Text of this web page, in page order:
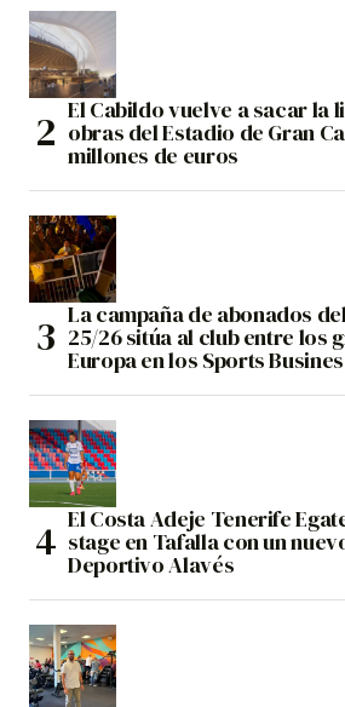
El Cabildo vuelve a sacar la
obras del Estadio de Gran
millones de euros
La campaña de abonados
25/26 sitúa al club entre los
Europa en los Sports
El Costa Adeje Tenerife
stage en Tafalla con un
Deportivo Alavés